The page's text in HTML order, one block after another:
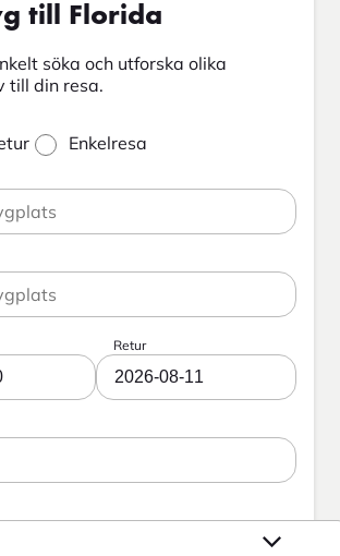
till Florida
söka och utforska olika
till din resa.
Enkelresa
Retur
2026-08-11